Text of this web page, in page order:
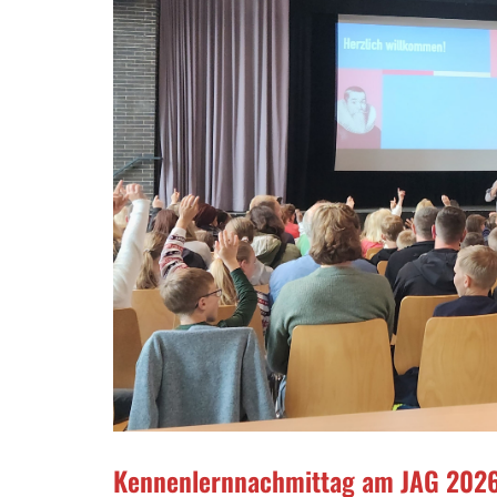
Kennenlernnachmittag am JAG